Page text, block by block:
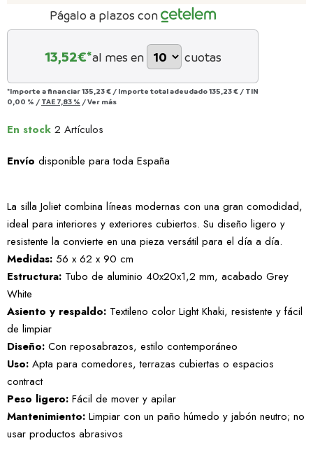
Págalo a plazos con
13,52€*al mes en cuotas
*Importe a financiar135,23 € / Importe total adeudado135,23 € / TIN
0,00 % / TAE 7,83 % /Ver más
En stock 2 Artículos
Envío disponible para toda España
La silla Joliet combina líneas modernas con una gran comodidad,
ideal para interiores y exteriores cubiertos. Su diseño ligero y
resistente la convierte en una pieza versátil para el día a día.
Medidas: 56 x 62 x 90 cm
Estructura: Tubo de aluminio 40x20x1,2 mm, acabado Grey
White
Asiento y respaldo: Textileno color Light Khaki, resistente y fácil
de limpiar
Diseño: Con reposabrazos, estilo contemporáneo
Uso: Apta para comedores, terrazas cubiertas o espacios
contract
Peso ligero: Fácil de mover y apilar
Mantenimiento: Limpiar con un paño húmedo y jabón neutro; no
usar productos abrasivos